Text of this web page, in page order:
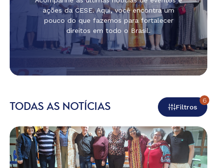
ações da CESE. Aqui, você encontra um
pouco do que fazemos para fortalecer
direitos em todo o Brasil.
TODAS AS NOTÍCIAS Filtros
6